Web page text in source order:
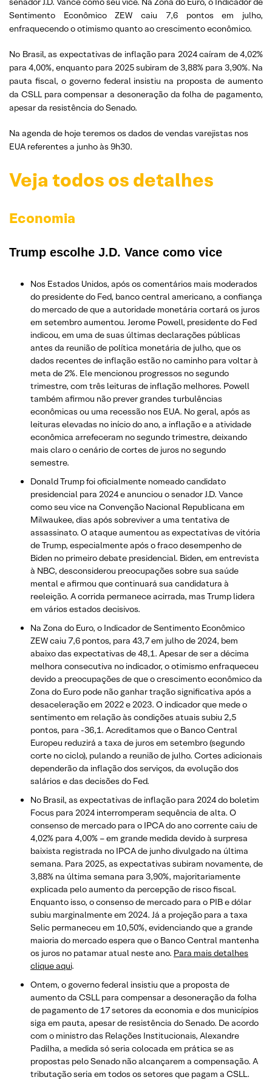
Sentimento Econômico ZEW caiu 7,6 pontos em julho,
enfraquecendo o otimismo quanto ao crescimento econômico.
No Brasil, as expectativas de inflação para 2024 caíram de 4,02%
para 4,00%, enquanto para 2025 subiram de 3,88% para 3,90%. Na
pauta fiscal, o governo federal insistiu na proposta de aumento
da CSLL para compensar a desoneração da folha de pagamento,
apesar da resistência do Senado.
Na agenda de hoje teremos os dados de vendas varejistas nos
EUA referentes a junho às 9h30.
Veja todos os detalhes
Economia
Trump escolhe J.D. Vance como vice
Nos Estados Unidos, após os comentários mais moderados
do presidente do Fed, banco central americano, a confiança
do mercado de que a autoridade monetária cortará os juros
em setembro aumentou. Jerome Powell, presidente do Fed
indicou, em uma de suas últimas declarações públicas
antes da reunião de política monetária de julho, que os
dados recentes de inflação estão no caminho para voltar à
meta de 2%. Ele mencionou progressos no segundo
trimestre, com três leituras de inflação melhores. Powell
também afirmou não prever grandes turbulências
econômicas ou uma recessão nos EUA. No geral, após as
leituras elevadas no início do ano, a inflação e a atividade
econômica arrefeceram no segundo trimestre, deixando
mais claro o cenário de cortes de juros no segundo
semestre.
Donald Trump foi oficialmente nomeado candidato
presidencial para 2024 e anunciou o senador J.D. Vance
como seu vice na Convenção Nacional Republicana em
Milwaukee, dias após sobreviver a uma tentativa de
assassinato. O ataque aumentou as expectativas de vitória
de Trump, especialmente após o fraco desempenho de
Biden no primeiro debate presidencial. Biden, em entrevista
à NBC, desconsiderou preocupações sobre sua saúde
mental e afirmou que continuará sua candidatura à
reeleição. A corrida permanece acirrada, mas Trump lidera
em vários estados decisivos.
Na Zona do Euro, o Indicador de Sentimento Econômico
ZEW caiu 7,6 pontos, para 43,7 em julho de 2024, bem
abaixo das expectativas de 48,1. Apesar de ser a décima
melhora consecutiva no indicador, o otimismo enfraqueceu
devido a preocupações de que o crescimento econômico da
Zona do Euro pode não ganhar tração significativa após a
desaceleração em 2022 e 2023. O indicador que mede o
sentimento em relação às condições atuais subiu 2,5
pontos, para -36,1. Acreditamos que o Banco Central
Europeu reduzirá a taxa de juros em setembro (segundo
corte no ciclo), pulando a reunião de julho. Cortes adicionais
dependerão da inflação dos serviços, da evolução dos
salários e das decisões do Fed.
No Brasil, as expectativas de inflação para 2024 do boletim
Focus para 2024 interromperam sequência de alta. O
consenso de mercado para o IPCA do ano corrente caiu de
4,02% para 4,00% – em grande medida devido à surpresa
baixista registrada no IPCA de junho divulgado na última
semana. Para 2025, as expectativas subiram novamente, de
3,88% na última semana para 3,90%, majoritariamente
explicada pelo aumento da percepção de risco fiscal.
Enquanto isso, o consenso de mercado para o PIB e dólar
subiu marginalmente em 2024. Já a projeção para a taxa
Selic permaneceu em 10,50%, evidenciando que a grande
maioria do mercado espera que o Banco Central mantenha
os juros no patamar atual neste ano. Para mais detalhes
clique aqui.
Ontem, o governo federal insistiu que a proposta de
aumento da CSLL para compensar a desoneração da folha
de pagamento de 17 setores da economia e dos municípios
siga em pauta, apesar de resistência do Senado. De acordo
com o ministro das Relações Institucionais, Alexandre
Padilha, a medida só seria colocada em prática se as
propostas pelo Senado não alcançarem a compensação. A
tributação seria em todos os setores que pagam a CSLL.